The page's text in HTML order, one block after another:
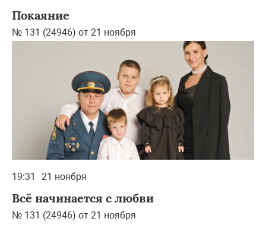
Покаяние
№ 131 (24946) от 21 ноября
19:31 21 ноября
Всё начинается с любви
№ 131 (24946) от 21 ноября